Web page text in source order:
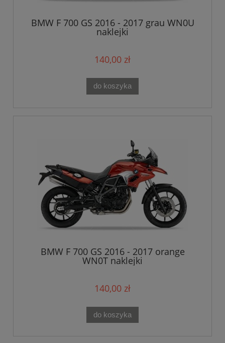
BMW F 700 GS 2016 - 2017 grau WN0U
naklejki
140,00 zł
do koszyka
BMW F 700 GS 2016 - 2017 orange
WN0T naklejki
140,00 zł
do koszyka